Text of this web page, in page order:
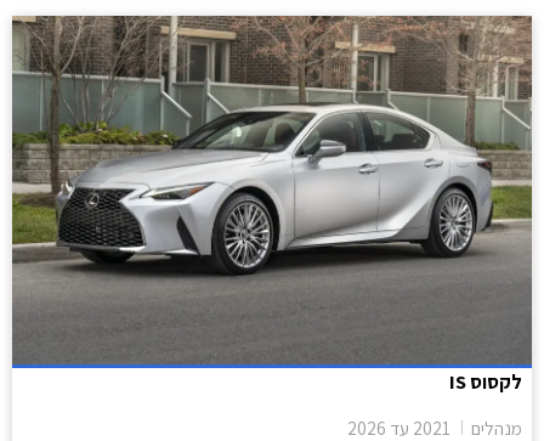
לקסוס IS
מנהלים 2021 עד 2026